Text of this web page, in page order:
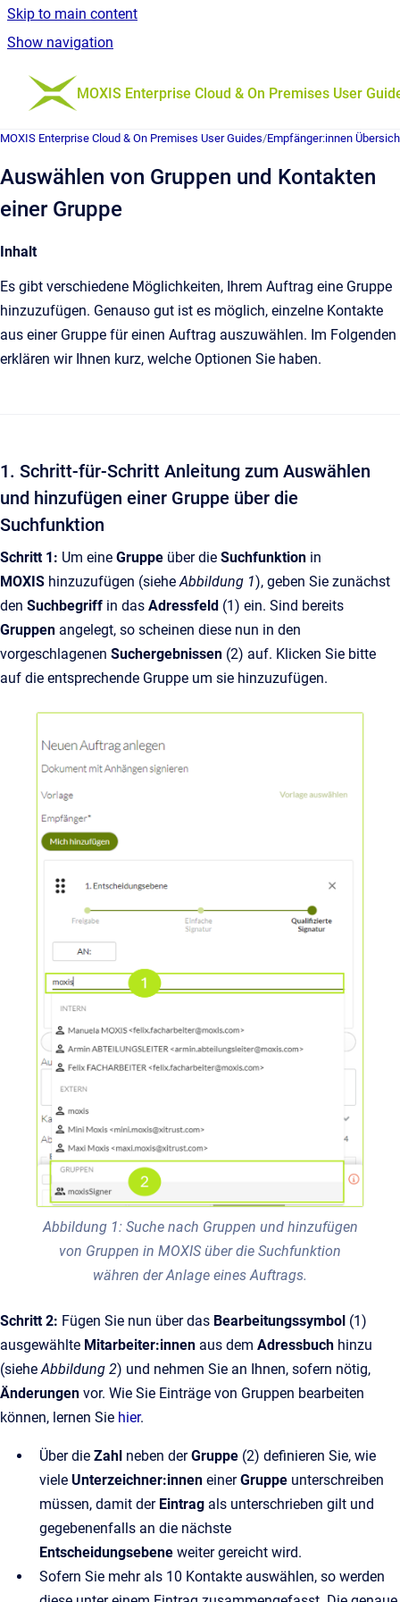
Skip to main content
Show navigation
Go to homepage
MOXIS Enterprise Cloud & On Premises User
MOXIS Enterprise Cloud & On Premises User Guides/Empfänger:innen
Auswählen von Gruppen und Kontakten
einer Gruppe
Inhalt
Es gibt verschiedene Möglichkeiten, Ihrem Auftrag eine Gruppe
hinzuzufügen. Genauso gut ist es möglich, einzelne Kontakte
aus einer Gruppe für einen Auftrag auszuwählen. Im Folgenden
erklären wir Ihnen kurz, welche Optionen Sie haben.
1. Schritt-für-Schritt Anleitung zum Auswählen
und hinzufügen einer Gruppe über die
Suchfunktion
Schritt 1: Um eine Gruppe über die Suchfunktion in
MOXIS hinzuzufügen (sieheAbbildung 1), geben Sie zunächst
den Suchbegriff in das Adressfeld (1) ein. Sind bereits
Gruppen angelegt, so scheinen diese nun in den
vorgeschlagenen Suchergebnissen (2) auf. Klicken Sie bitte
auf die entsprechende Gruppe um sie hinzuzufügen.
Abbildung 1: Suche nach Gruppen und hinzufügen
von Gruppen in MOXIS über die Suchfunktion
währen der Anlage eines Auftrags.
Schritt 2: Fügen Sie nun über das Bearbeitungssymbol (1)
ausgewählte Mitarbeiter:innen aus dem Adressbuch hinzu
(siehe Abbildung 2) und nehmen Sie an Ihnen, sofern nötig,
Änderungen vor. Wie Sie Einträge von Gruppen bearbeiten
können, lernen Sie hier.
Über die Zahl neben derGruppe (2) definieren Sie, wie
viele Unterzeichner:innen einerGruppe unterschreiben
müssen, damit der Eintrag als unterschrieben gilt und
gegebenenfalls an die nächste
Entscheidungsebene weiter gereicht wird.
Sofern Sie mehr als 10 Kontakte auswählen, so werden